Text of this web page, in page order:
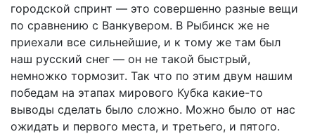
городской спринт — это совершенно разные вещи
по сравнению с Ванкувером. В Рыбинск же не
приехали все сильнейшие, и к тому же там был
наш русский снег — он не такой быстрый,
немножко тормозит. Так что по этим двум нашим
победам на этапах мирового Кубка какие-то
выводы сделать было сложно. Можно было от нас
ожидать и первого места, и третьего, и пятого.